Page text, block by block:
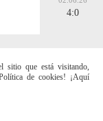
4:0
sitio que está visitando,
de cookies! ¡Aquí